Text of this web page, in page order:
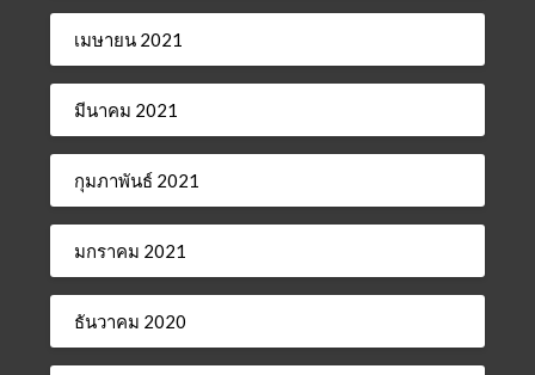
เมษายน 2021
มีนาคม 2021
กุมภาพันธ์ 2021
มกราคม 2021
ธันวาคม 2020